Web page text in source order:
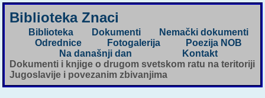
Biblioteka Znaci
Biblioteka Dokumenti
Nemački dokumenti
Odrednice
Fotogalerija
Poezija NOB
Na današnji dan
Kontakt
Dokumenti i knjige o drugom svetskom ratu na teritoriji
Jugoslavije i povezanim zbivanjima